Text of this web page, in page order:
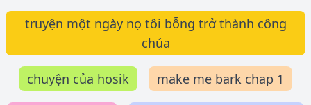
truyện một ngày nọ tôi bỗng trở thành công
chúa
chuyện của hosik make me bark chap 1